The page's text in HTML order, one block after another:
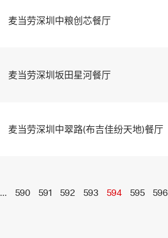
麦当劳深圳中粮创芯餐厅
麦当劳深圳坂田星河餐厅
麦当劳深圳中翠路(布吉佳纷天地)餐厅
... 590 591 592 593 594 595 596